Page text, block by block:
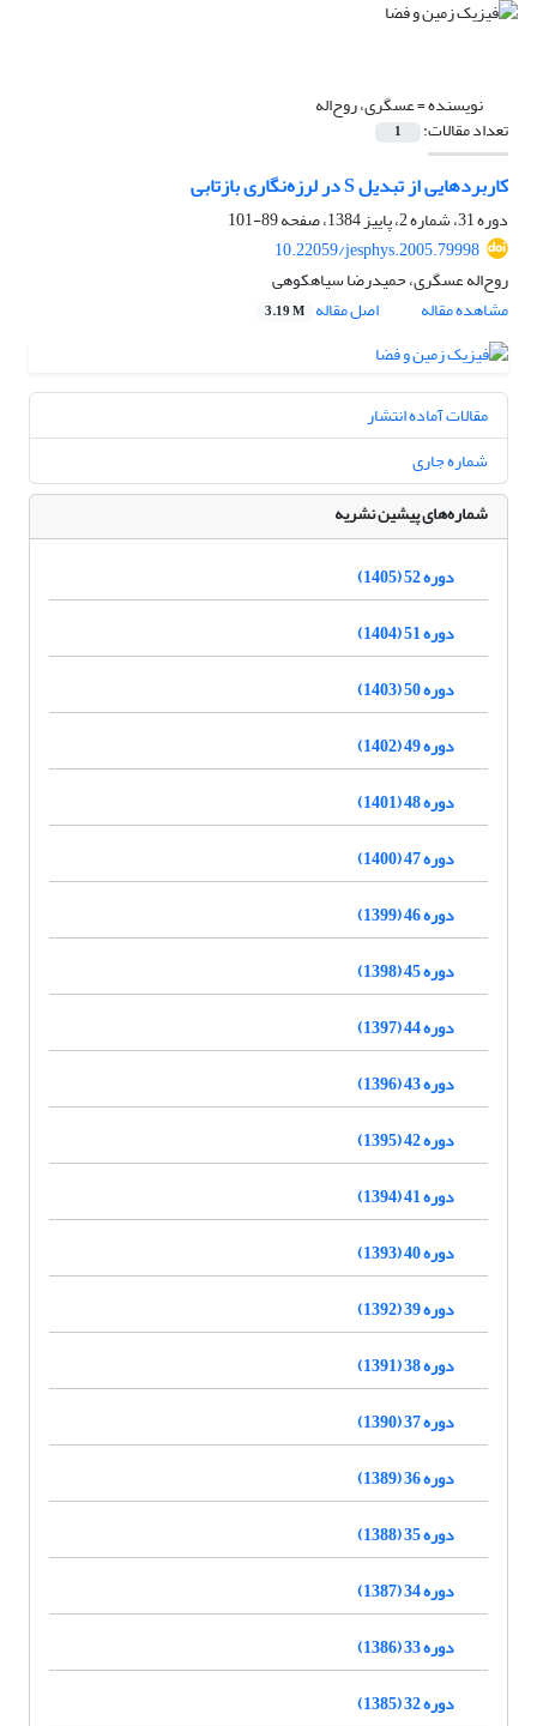
نویسنده =عسگری، روح‌اله
تعداد مقالات: 1
کاربردهایی از تبدیل S در لرزه‌نگاری بازتابی
دوره 31، شماره 2، پاییز 1384، صفحه
89-101
10.22059/jesphys.2005.79998
روح‌اله عسگری، حمیدرضا سیاهکوهی
مشاهده مقاله
اصل مقاله 3.19 M
مقالات آماده انتشار
شماره جاری
شماره‌های پیشین نشریه
دوره 52 (1405)
دوره 51 (1404)
دوره 50 (1403)
دوره 49 (1402)
دوره 48 (1401)
دوره 47 (1400)
دوره 46 (1399)
دوره 45 (1398)
دوره 44 (1397)
دوره 43 (1396)
دوره 42 (1395)
دوره 41 (1394)
دوره 40 (1393)
دوره 39 (1392)
دوره 38 (1391)
دوره 37 (1390)
دوره 36 (1389)
دوره 35 (1388)
دوره 34 (1387)
دوره 33 (1386)
دوره 32 (1385)